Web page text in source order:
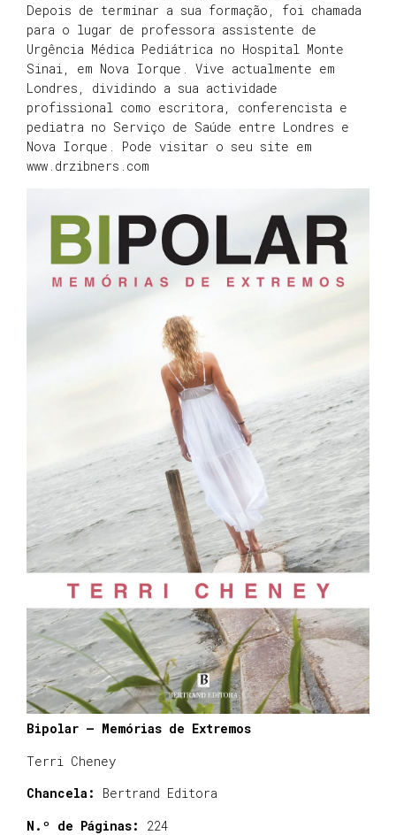
Depois de terminar a sua formação, foi chamada
para o lugar de professora assistente de
Urgência Médica Pediátrica no Hospital Monte
Sinai, em Nova Iorque. Vive actualmente em
Londres, dividindo a sua actividade
profissional como escritora, conferencista e
pediatra no Serviço de Saúde entre Londres e
Nova Iorque. Pode visitar o seu site em
www.drzibners.com
Bipolar – Memórias de Extremos
Terri Cheney
Chancela:
Bertrand Editora
N.º de Páginas:
224